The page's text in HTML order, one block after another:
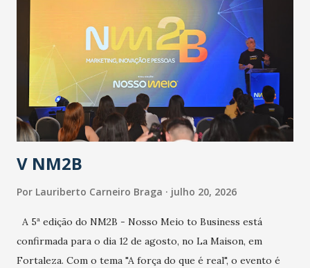
epidemia comum, como temos em todos os anos, com
aumento de casos de dengue, influenza ou H1N1. Trata-se
de uma epidemia com um vírus diferente, com um poder de
contaminação maior que outros coronavírus”, apontou o
secretário. Segundo ele, é uma epidemia com chance de
contaminação alta, podendo gerar um grande risco à
população e ao sistema de saúde. “Precisamos saber fazer a
estratificação do risco da doença, para não so...
V NM2B
Por Lauriberto Carneiro Braga julho 20, 2026
A 5ª edição do NM2B - Nosso Meio to Business está
confirmada para o dia 12 de agosto, no La Maison, em
Fortaleza. Com o tema "A força do que é real", o evento é